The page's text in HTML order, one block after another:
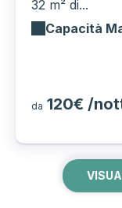
32 m² di...
Capacità
da 120€ /